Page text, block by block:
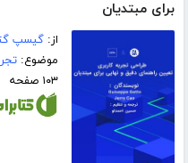
برای مبتدیان
از:گیسپ
موضوع:
۱۰۳ صفحه